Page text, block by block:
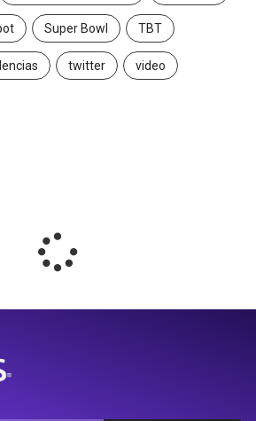
Super Bowl TBT
twitter video